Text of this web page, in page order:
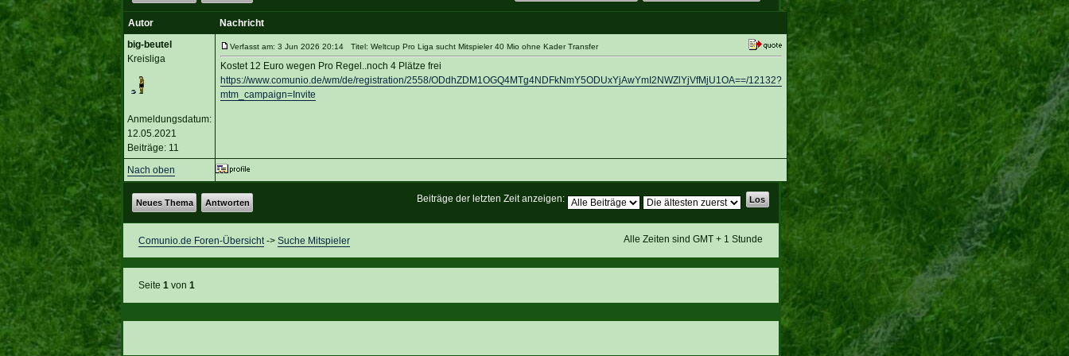
Autor
Nachricht
big-beutel
Kreisliga
Anmeldungsdatum:
12.05.2021
Beiträge: 11
Verfasst am: 3 Jun 2026 20:14 Titel: Weltcup Pro Liga sucht Mitspieler 40 Mio ohne Kader Transfer
Kostet 12 Euro wegen Pro Regel..noch 4 Plätze frei
https://www.comunio.de/wm/de/registration/2558/ODdhZDM1OGQ4MTg4NDFkNmY5ODUxYjAwYmI2NWZlYjVfMjU1OA==/12132?
mtm_campaign=Invite
Nach oben
Beiträge der letzten Zeit anzeigen:
Neues Thema Antworten
Alle Zeiten sind GMT + 1 Stunde
Comunio.de Foren-Übersicht-> Suche Mitspieler
Seite 1von 1